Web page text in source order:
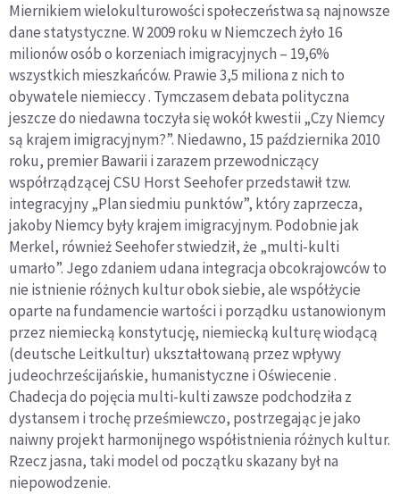
Miernikiem wielokulturowości społeczeństwa są najnowsze
dane statystyczne. W 2009 roku w Niemczech żyło 16
milionów osób o korzeniach imigracyjnych – 19,6%
wszystkich mieszkańców. Prawie 3,5 miliona z nich to
obywatele niemieccy . Tymczasem debata polityczna
jeszcze do niedawna toczyła się wokół kwestii „Czy Niemcy
są krajem imigracyjnym?”. Niedawno, 15 października 2010
roku, premier Bawarii i zarazem przewodniczący
współrządzącej CSU Horst Seehofer przedstawił tzw.
integracyjny „Plan siedmiu punktów”, który zaprzecza,
jakoby Niemcy były krajem imigracyjnym. Podobnie jak
Merkel, również Seehofer stwiedził, że „multi-kulti
umarło”. Jego zdaniem udana integracja obcokrajowców to
nie istnienie różnych kultur obok siebie, ale współżycie
oparte na fundamencie wartości i porządku ustanowionym
przez niemiecką konstytucję, niemiecką kulturę wiodącą
(deutsche Leitkultur) ukształtowaną przez wpływy
judeochrześcijańskie, humanistyczne i Oświecenie .
Chadecja do pojęcia multi-kulti zawsze podchodziła z
dystansem i trochę prześmiewczo, postrzegając je jako
naiwny projekt harmonijnego współistnienia różnych kultur.
Rzecz jasna, taki model od początku skazany był na
niepowodzenie.